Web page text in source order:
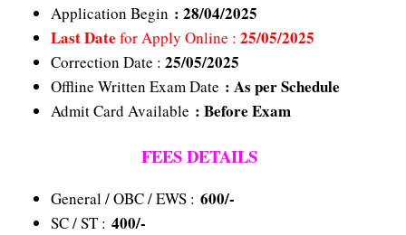
Application Begin : 28/04/2025
Last Date for Apply Online : 25/05/2025
Correction Date : 25/05/2025
Offline Written Exam Date : As per Schedule
Admit Card Available : Before Exam
FEES DETAILS
General / OBC / EWS : 600/-
SC / ST : 400/-